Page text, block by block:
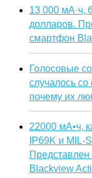
13 000 мА·ч,
долларов.
смартфон
Голосовые
случалось
почему их
22000 мА•ч,
IP69K и MIL-
Blackview